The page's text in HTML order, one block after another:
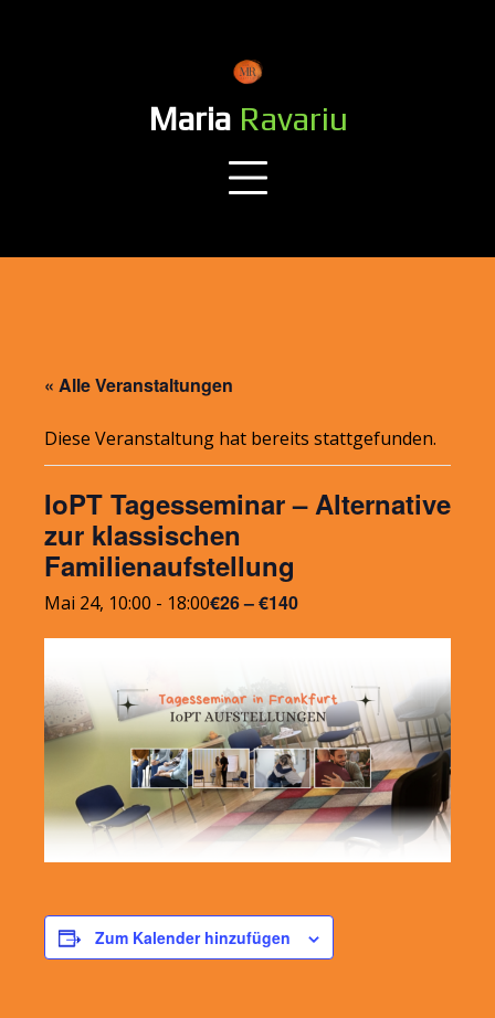
Maria Ravariu
« Alle Veranstaltungen
Diese Veranstaltung hat bereits stattgefunden.
IoPT Tagesseminar – Alternative
zur klassischen
Familienaufstellung
Mai 24, 10:00 - 18:00€26 – €140
Zum Kalender hinzufügen